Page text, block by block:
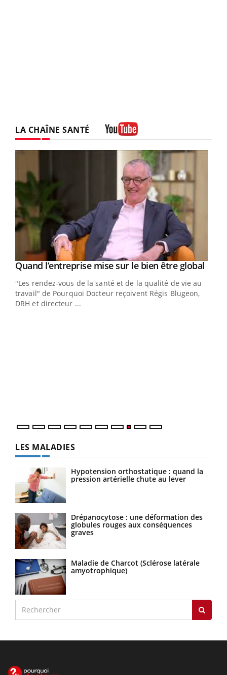
LA CHAÎNE SANTÉ
Youtube
Quand l’entreprise mise sur le bien être global
"Les rendez-vous de la santé et de la qualité de vie au
travail" de Pourquoi Docteur reçoivent Régis Blugeon,
DRH et directeur ...
LES MALADIES
Hypotension orthostatique : quand la
pression artérielle chute au lever
Drépanocytose : une déformation des
globules rouges aux conséquences
graves
Maladie de Charcot (Sclérose latérale
amyotrophique)